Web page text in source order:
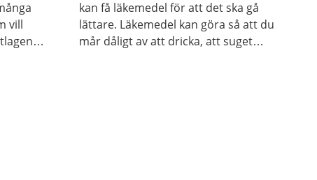
vill
kan få läkemedel för att det ska gå
lättare. Läkemedel kan göra så att du
mår dåligt av att dricka, att suget